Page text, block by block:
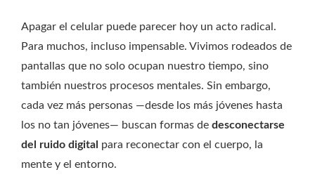
Apagar el celular puede parecer hoy un acto radical.
Para muchos, incluso impensable. Vivimos rodeados de
pantallas que no solo ocupan nuestro tiempo, sino
también nuestros procesos mentales. Sin embargo,
cada vez más personas —desde los más jóvenes hasta
los no tan jóvenes— buscan formas de desconectarse
del ruido digital para reconectar con el cuerpo, la
mente y el entorno.